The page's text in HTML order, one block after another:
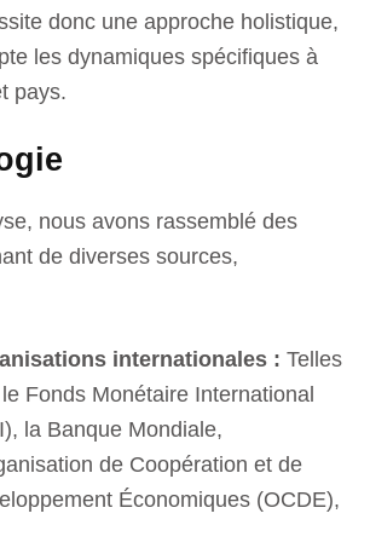
donc une approche holistique,
les dynamiques spécifiques à
pays.
nous avons rassemblé des
de diverses sources,
internationales : Telles
Fonds Monétaire International
la Banque Mondiale,
de Coopération et de
Économiques (OCDE),